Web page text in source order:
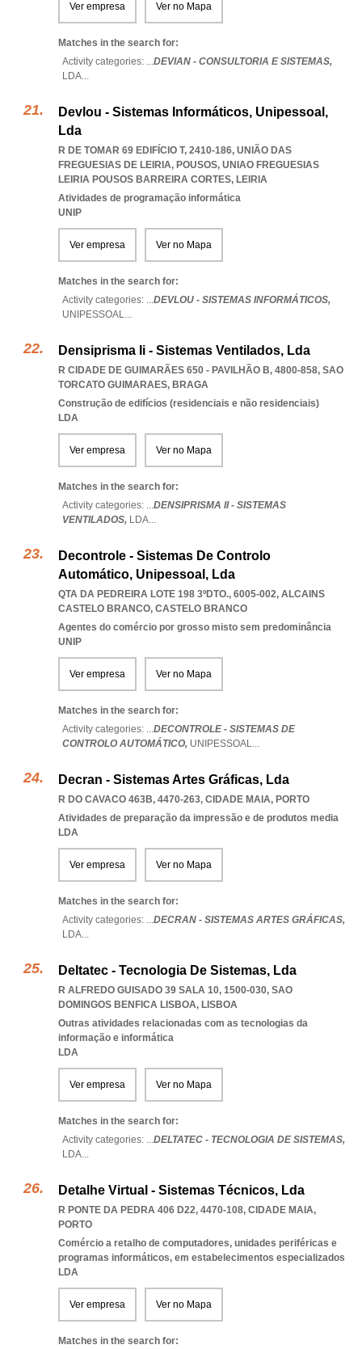
Ver empresa Ver no Mapa
Matches in the search for:
Activity categories: ...DEVIAN - CONSULTORIA E SISTEMAS,
LDA...
Devlou - Sistemas Informáticos, Unipessoal,
Lda
R DE TOMAR 69 EDIFÍCIO T, 2410-186, UNIÃO DAS
FREGUESIAS DE LEIRIA, POUSOS, UNIAO FREGUESIAS
LEIRIA POUSOS BARREIRA CORTES, LEIRIA
Atividades de programação informática
UNIP
Ver empresa Ver no Mapa
Matches in the search for:
Activity categories: ...DEVLOU - SISTEMAS INFORMÁTICOS,
UNIPESSOAL...
Densiprisma Ii - Sistemas Ventilados, Lda
R CIDADE DE GUIMARÃES 650 - PAVILHÃO B, 4800-858, SAO
TORCATO GUIMARAES, BRAGA
Construção de edifícios (residenciais e não residenciais)
LDA
Ver empresa Ver no Mapa
Matches in the search for:
Activity categories: ...DENSIPRISMA II - SISTEMAS
VENTILADOS, LDA...
Decontrole - Sistemas De Controlo
Automático, Unipessoal, Lda
QTA DA PEDREIRA LOTE 198 3ºDTO., 6005-002, ALCAINS
CASTELO BRANCO, CASTELO BRANCO
Agentes do comércio por grosso misto sem predominância
UNIP
Ver empresa Ver no Mapa
Matches in the search for:
Activity categories: ...DECONTROLE - SISTEMAS DE
CONTROLO AUTOMÁTICO, UNIPESSOAL...
Decran - Sistemas Artes Gráficas, Lda
R DO CAVACO 463B, 4470-263, CIDADE MAIA, PORTO
Atividades de preparação da impressão e de produtos media
LDA
Ver empresa Ver no Mapa
Matches in the search for:
Activity categories: ...DECRAN - SISTEMAS ARTES GRÁFICAS,
LDA...
Deltatec - Tecnologia De Sistemas, Lda
R ALFREDO GUISADO 39 SALA 10, 1500-030, SAO
DOMINGOS BENFICA LISBOA, LISBOA
Outras atividades relacionadas com as tecnologias da
informação e informática
LDA
Ver empresa Ver no Mapa
Matches in the search for:
Activity categories: ...DELTATEC - TECNOLOGIA DE SISTEMAS,
LDA...
Detalhe Virtual - Sistemas Técnicos, Lda
R PONTE DA PEDRA 406 D22, 4470-108, CIDADE MAIA,
PORTO
Comércio a retalho de computadores, unidades periféricas e
programas informáticos, em estabelecimentos especializados
LDA
Ver empresa Ver no Mapa
Matches in the search for: